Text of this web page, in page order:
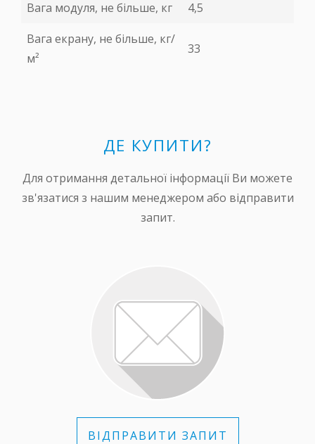
Вага модуля, не більше, кг
4,5
Вага екрану, не більше, кг/
м²
33
ДЕ КУПИТИ?
Для отримання детальної інформації Ви можете
зв'язатися з нашим менеджером або відправити
запит.
ВІДПРАВИТИ ЗАПИТ